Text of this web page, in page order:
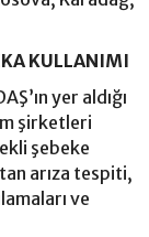
KULLANIMI
yer aldığı
şirketleri
şebeke
arıza tespiti,
ve